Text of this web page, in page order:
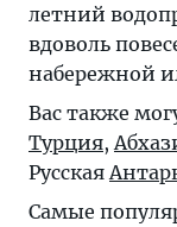
летний
вдоволь
набережной
Вас также
Турция,
Русская
Самые